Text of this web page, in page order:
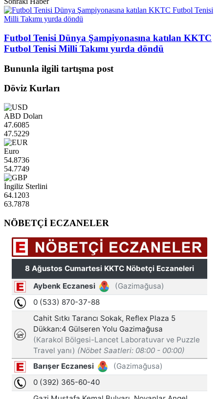
Futbol Tenisi Dünya Şampiyonasına katılan KKTC
Futbol Tenisi Milli Takımı yurda döndü
Bununla ilgili tartışma post
Döviz Kurları
ABD Doları
47.6085
47.5229
Euro
54.8736
54.7749
İngiliz Sterlini
64.1203
63.7878
NÖBETÇİ ECZANELER